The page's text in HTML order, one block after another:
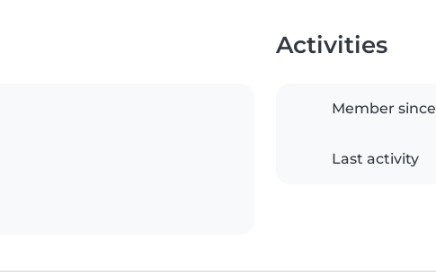
Activities
Member since
Last activity